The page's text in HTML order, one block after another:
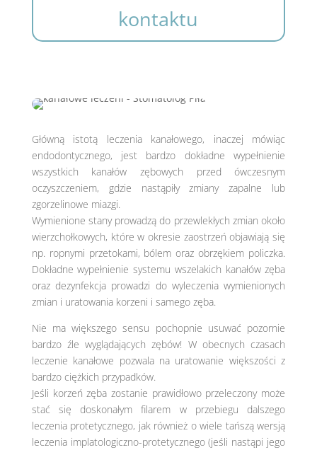
kontaktu
Główną istotą leczenia kanałowego, inaczej mówiąc
endodontycznego, jest bardzo dokładne wypełnienie
wszystkich kanałów zębowych przed ówczesnym
oczyszczeniem, gdzie nastąpiły zmiany zapalne lub
zgorzelinowe miazgi.
Wymienione stany prowadzą do przewlekłych zmian około
wierzchołkowych, które w okresie zaostrzeń objawiają się
np. ropnymi przetokami, bólem oraz obrzękiem policzka.
Dokładne wypełnienie systemu wszelakich kanałów zęba
oraz dezynfekcja prowadzi do wyleczenia wymienionych
zmian i uratowania korzeni i samego zęba.
Nie ma większego sensu pochopnie usuwać pozornie
bardzo źle wyglądających zębów! W obecnych czasach
leczenie kanałowe pozwala na uratowanie większości z
bardzo ciężkich przypadków.
Jeśli korzeń zęba zostanie prawidłowo przeleczony może
stać się doskonałym filarem w przebiegu dalszego
leczenia protetycznego, jak również o wiele tańszą wersją
leczenia implatologiczno-protetycznego (jeśli nastąpi jego